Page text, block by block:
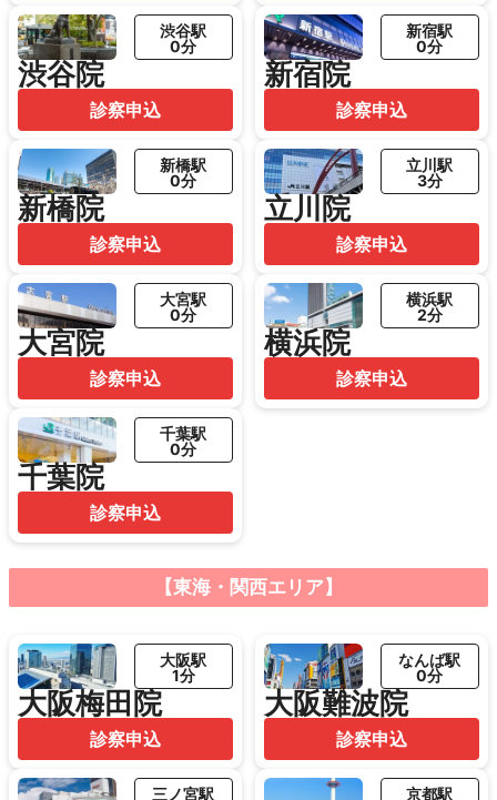
渋谷院
渋谷駅
0分
診察申込
新宿院
新宿駅
0分
診察申込
新橋院
新橋駅
0分
診察申込
立川院
立川駅
3分
診察申込
大宮院
大宮駅
0分
診察申込
横浜院
横浜駅
2分
診察申込
千葉院
千葉駅
0分
診察申込
【東海・関西エリア】
大阪梅田院
大阪駅
1分
診察申込
大阪難波院
なんば駅
0分
診察申込
三ノ宮駅
京都駅